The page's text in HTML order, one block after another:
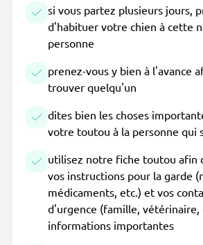
si vous partez plusieurs jours,
d'habituer votre chien à cette
personne
prenez-vous y bien à l'avance
trouver quelqu'un
dites bien les choses
votre toutou à la personne qui
utilisez notre fiche toutou afin
vos instructions pour la garde
médicaments, etc.) et vos
d'urgence (famille, vétérinaire,
informations importantes